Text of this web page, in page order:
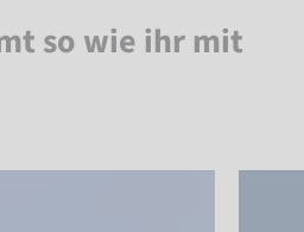
so wie ihr mit